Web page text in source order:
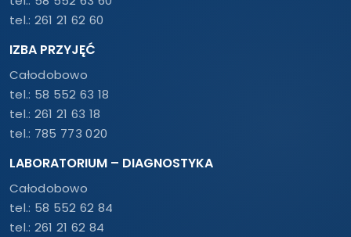
tel.: 261 21 62 60
IZBA PRZYJĘĆ
Całodobowo
tel.: 58 552 63 18
tel.: 261 21 63 18
tel.: 785 773 020
LABORATORIUM – DIAGNOSTYKA
Całodobowo
tel.: 58 552 62 84
tel.: 261 21 62 84